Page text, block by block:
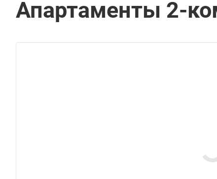
Апартаменты 2-